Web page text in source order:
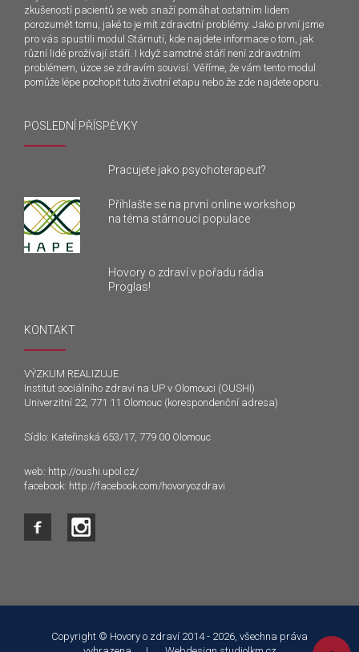
zkušeností pacientů se web snaží pomáhat ostatním lidem
porozumět tomu, jaké to je mít zdravotní problémy. Jako první jsme
pro vás spustili modul Stárnutí, kde najdete informace o tom, jak
různí lidé prožívají stáří. I když samotné stáří není zdravotním
problémem, úzce se zdravím souvisí. Věříme, že vám tento modul
pomůže lépe pochopit tuto životní etapu nebo že zde najdete oporu.
POSLEDNÍ PŘÍSPĚVKY
Pracujete jako psychoterapeut?
Přihlašte se na první online workshop
na téma stárnoucí populace
Hovory o zdraví v pořadu rádia
Proglas!
KONTAKT
VÝZKUM REALIZUJE
Institut sociálního zdraví na UP v Olomouci (OUSHI)
Univerzitní 22, 771 11 Olomouc (korespondenční adresa)
Sídlo: Kateřinská 653/17, 779 00 Olomouc
web: http://oushi.upol.cz/
facebook: http://facebook.com/hovoryozdravi
Copyright © Hovory o zdraví 2014 - 2026, všechna práva
souhlasíte.